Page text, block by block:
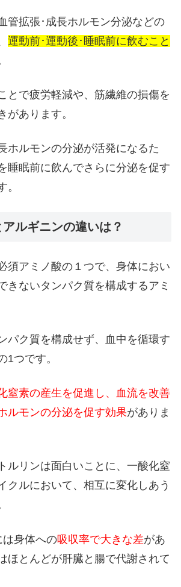
管拡張･成長ホルモン分泌などの
運動前･運動後･睡眠前に飲むこと
とで疲労軽減や、筋繊維の損傷を
があります。
ホルモンの分泌が活発になるた
睡眠前に飲んでさらに分泌を促す
。
ルギニンの違いは？
須アミノ酸の１つで、身体におい
きないタンパク質を構成するアミ
パク質を構成せず、血中を循環す
1つです。
窒素の産生を促進し、血流を改善
ルモンの分泌を促す効果がありま
ルリンは面白いことに、一酸化窒
クルにおいて、相互に変化しあう
は身体への吸収率で大きな差があ
ほとんどが肝臓と腸で代謝されて